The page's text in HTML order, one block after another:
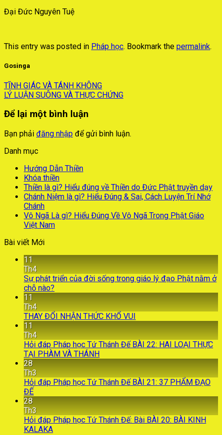
Đại Đức Nguyên Tuệ
This entry was posted in Pháp học. Bookmark the permalink.
Gosinga
TĨNH GIÁC VÀ TÁNH KHÔNG
LÝ LUẬN SUÔNG VÀ THỰC CHỨNG
Để lại một bình luận
Bạn phải đăng nhập để gửi bình luận.
Danh mục
Hướng Dẫn Thiền
Khóa thiền
Thiền là gì? Hiểu đúng về Thiền do Đức Phật truyền dạy
Chánh Niệm là gì? Hiểu Đúng & Sai, Cách Luyện Trí Nhớ
Chánh
Vô Ngã Là gì? Hiểu Đúng Về Vô Ngã Trong Phật Giáo
Việt Nam
Bài viết Mới
11
Th4
Sự phát triển của đời sống trong giáo lý đạo Phật nằm ở
chỗ nào?
11
Th4
THAY ĐỔI NHẬN THỨC KHỔ VUI
11
Th4
Hỏi đáp Pháp học Tứ Thánh Đế BÀI 22: HAI LOẠI THỰC
TẠI PHÀM VÀ THÁNH
28
Th3
Hỏi đáp Pháp học Tứ Thánh Đế BÀI 21: 37 PHẨM ĐẠO
ĐẾ
28
Th3
Hỏi đáp Pháp học Tứ Thánh Đế: Bài BÀI 20: BÀI KINH
KALAKA